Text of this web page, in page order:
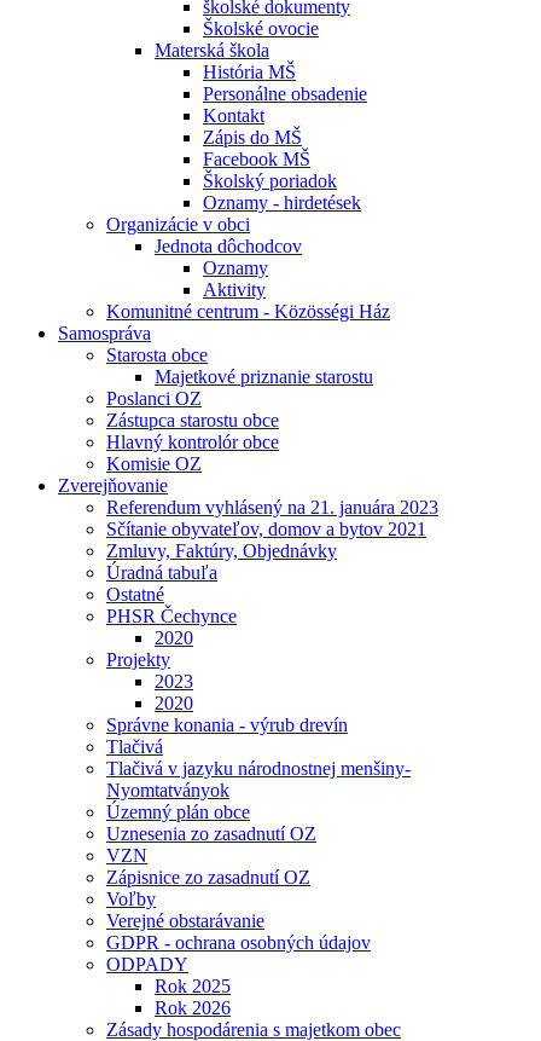
školské dokumenty
Školské ovocie
Materská škola
História MŠ
Personálne obsadenie
Kontakt
Zápis do MŠ
Facebook MŠ
Školský poriadok
Oznamy - hirdetések
Organizácie v obci
Jednota dôchodcov
Oznamy
Aktivity
Komunitné centrum - Közösségi Ház
Samospráva
Starosta obce
Majetkové priznanie starostu
Poslanci OZ
Zástupca starostu obce
Hlavný kontrolór obce
Komisie OZ
Zverejňovanie
Referendum vyhlásený na 21. januára 2023
Sčítanie obyvateľov, domov a bytov 2021
Zmluvy, Faktúry, Objednávky
Úradná tabuľa
Ostatné
PHSR Čechynce
2020
Projekty
2023
2020
Správne konania - výrub drevín
Tlačivá
Tlačivá v jazyku národnostnej menšiny-
Nyomtatványok
Územný plán obce
Uznesenia zo zasadnutí OZ
VZN
Zápisnice zo zasadnutí OZ
Voľby
Verejné obstarávanie
GDPR - ochrana osobných údajov
ODPADY
Rok 2025
Rok 2026
Zásady hospodárenia s majetkom obec